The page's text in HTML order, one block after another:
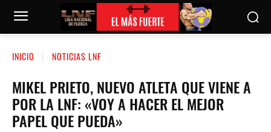
INICIO NOTICIAS LNF
MIKEL PRIETO, NUEVO ATLETA QUE VIENE A
POR LA LNF: «VOY A HACER EL MEJOR
PAPEL QUE PUEDA»